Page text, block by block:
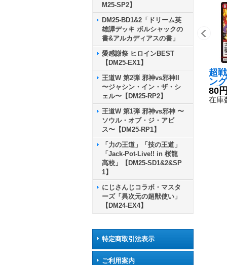
M25-SP2】
DM25-BD1&2「ドリーム英
雄譚デッキ ボルシャックの
書&アルカディアスの書」
愛感謝祭 ヒロインBEST
【DM25-EX1】
王道W 第2弾 邪神vs邪神II
〜ジャシン・イン・ザ・シ
ェル〜【DM25-RP2】
王道W 第1弾 邪神vs邪神 〜
ソウル・オブ・ジ・アビ
ス〜【DM25-RP1】
「力の王道」「技の王道」
「Jack-Pot-Live!! in 桜龍
高校」【DM25-SD1&2&SP
1】
にじさんじコラボ・マスタ
ーズ「異次元の超獣使い」
【DM24-EX4】
特定商取引法表示
ご利用案内
超
ン
R】
5}
80
在庫